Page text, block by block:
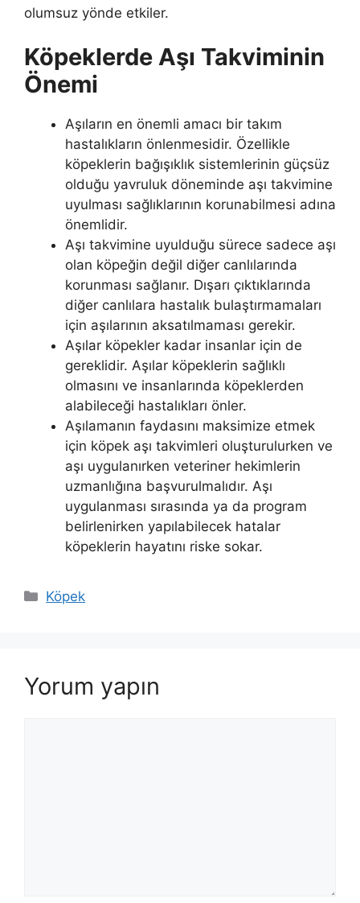
olumsuz yönde etkiler.
Köpeklerde Aşı Takviminin
Önemi
Aşıların en önemli amacı bir takım
hastalıkların önlenmesidir. Özellikle
köpeklerin bağışıklık sistemlerinin güçsüz
olduğu yavruluk döneminde aşı takvimine
uyulması sağlıklarının korunabilmesi adına
önemlidir.
Aşı takvimine uyulduğu sürece sadece aşı
olan köpeğin değil diğer canlılarında
korunması sağlanır. Dışarı çıktıklarında
diğer canlılara hastalık bulaştırmamaları
için aşılarının aksatılmaması gerekir.
Aşılar köpekler kadar insanlar için de
gereklidir. Aşılar köpeklerin sağlıklı
olmasını ve insanlarında köpeklerden
alabileceği hastalıkları önler.
Aşılamanın faydasını maksimize etmek
için köpek aşı takvimleri oluşturulurken ve
aşı uygulanırken veteriner hekimlerin
uzmanlığına başvurulmalıdır. Aşı
uygulanması sırasında ya da program
belirlenirken yapılabilecek hatalar
köpeklerin hayatını riske sokar.
Kategoriler
Köpek
Yorum yapın